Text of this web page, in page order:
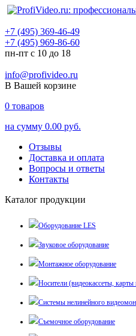
+7 (495) 369-46-49
+7 (495) 969-86-60
пн-пт с 10 до 18
info@profivideo.ru
В Вашей корзине
0 товаров
на сумму 0.00 руб.
Отзывы
Доставка и оплата
Вопросы и ответы
Контакты
Каталог продукции
Оборудование LES
Звуковое оборудование
Монтажное оборудование
Носители (видеокассеты, карты
Системы нелинейного
Съемочное оборудование